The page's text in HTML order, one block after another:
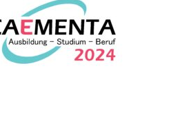
CAEMENTA – neues
Konzept überzeugt